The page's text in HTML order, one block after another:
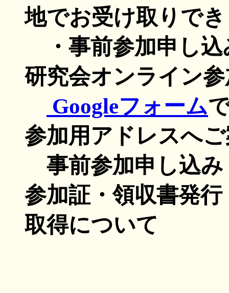
地でお受け取りで
・事前参加申し込
研究会オンライン
Googleフォーム
参加用アドレスへ
事前参加申し込み
参加証・領収書発
取得について